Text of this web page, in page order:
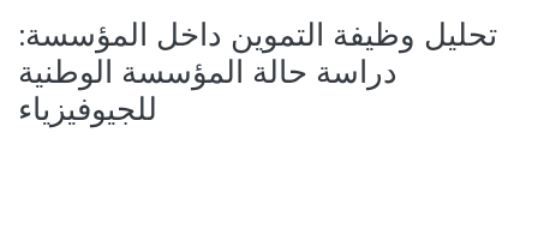
تحليل وظيفة التموين داخل المؤسسة:
دراسة حالة المؤسسة الوطنية
للجيوفيزياء